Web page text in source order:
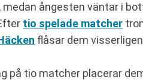
medan ångesten väntar i
tio spelade matcher
flåsar dem
på tio matcher placerar